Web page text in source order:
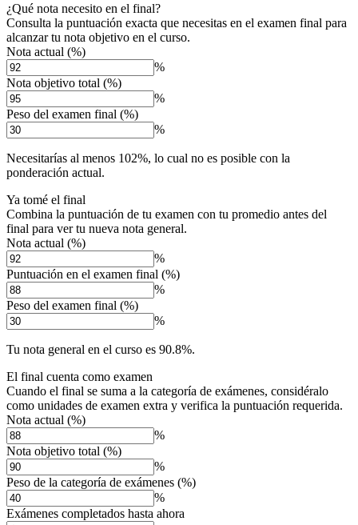
¿Qué nota necesito en el final?
Consulta la puntuación exacta que necesitas en el examen final para
alcanzar tu nota objetivo en el curso.
Nota actual (%)
%
Nota objetivo total (%)
%
Peso del examen final (%)
%
Necesitarías al menos 102%, lo cual no es posible con la
ponderación actual.
Ya tomé el final
Combina la puntuación de tu examen con tu promedio antes del
final para ver tu nueva nota general.
Nota actual (%)
%
Puntuación en el examen final (%)
%
Peso del examen final (%)
%
Tu nota general en el curso es 90.8%.
El final cuenta como examen
Cuando el final se suma a la categoría de exámenes, considéralo
como unidades de examen extra y verifica la puntuación requerida.
Nota actual (%)
%
Nota objetivo total (%)
%
Peso de la categoría de exámenes (%)
%
Exámenes completados hasta ahora